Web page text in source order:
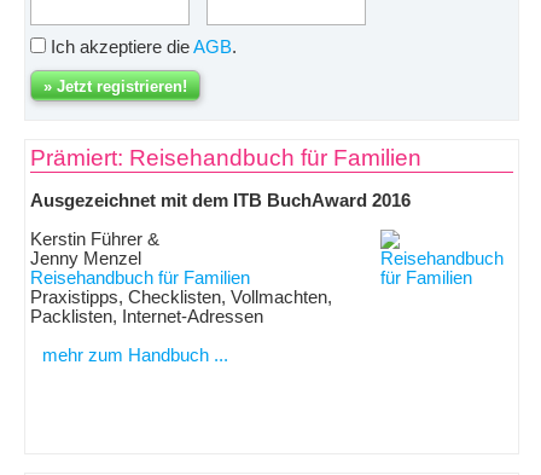
Ich akzeptiere dieAGB.
Prämiert: Reisehandbuch für Familien
Ausgezeichnet mit dem ITB BuchAward 2016
Kerstin Führer &
Jenny Menzel
Reisehandbuch für Familien
Praxistipps, Checklisten, Vollmachten,
Packlisten, Internet-Adressen
mehr zum Handbuch ...